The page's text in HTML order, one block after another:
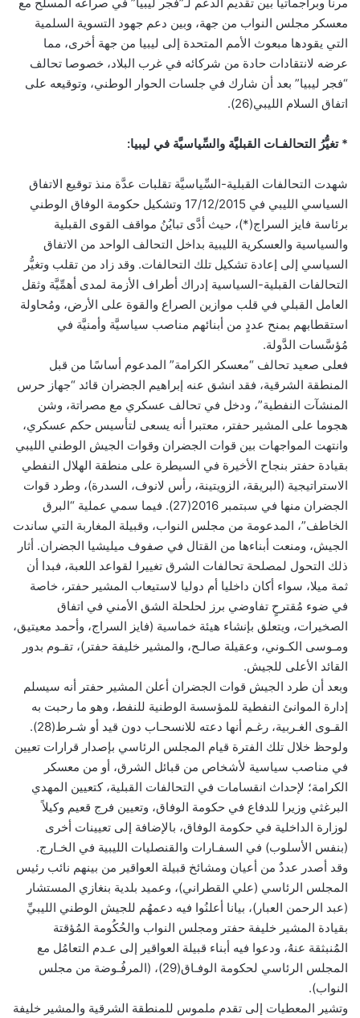
معسكر مجلس النواب من جهة، وبين دعم جهود التسوية السلمية
التي يقودها مبعوث الأمم المتحدة إلى ليبيا من جهة أخرى، مما
عرضه لانتقادات حادة من شركائه في غرب البلاد، خصوصا تحالف
“فجر ليبيا” بعد أن شارك في جلسات الحوار الوطني، وتوقيعه على
اتفاق السلام الليبي(26).
* تغيُّرُ التحالفـات القبليَّة والسِّياسيَّة في ليبيا:
شهدت التحالفات القبلية-السِّياسيَّة تقلبات عدَّة منذ توقيع الاتفاق
السياسي الليبي في 17/12/2015 وتشكيل حكومة الوفاق الوطني
برئاسة فايز السراج(*)، حيث أدَّى تبايُنُ مواقف القوى القبلية
والسياسية والعسكرية الليبية بداخل التحالف الواحد من الاتفاق
السياسي إلى إعادة تشكيل تلك التحالفات. وقد زاد من تقلب وتغيُّر
التحالفات القبلية-السياسية إدراك أطراف الأزمة لمدى أهمِّيَّة وثقل
العامل القبلي في قلب موازين الصراع والقوة على الأرض، ومُحاولة
استقطابهم بمنح عددٍ من أبنائهم مناصب سياسيَّة وأمنيَّة في
مُؤسَّسات الدَّولة.
فعلى صعيد تحالف “معسكر الكرامة” المدعوم أساسًا من قبل
المنطقة الشرقية، فقد انشق عنه إبراهيم الجضران قائد “جهاز حرس
المنشآت النفطية”، ودخل في تحالف عسكري مع مصراتة، وشن
هجوما على المشير حفتر، معتبرا أنه يسعى لتأسيس حكم عسكري،
وانتهت المواجهات بين قوات الجضران وقوات الجيش الوطني الليبي
بقيادة حفتر بنجاح الأخيرة في السيطرة على منطقة الهلال النفطي
الاستراتيجية (البريقة، الزويتينة، رأس لانوف، السدرة)، وطرد قوات
الجضران منها في سبتمبر 2016(27). فيما سمي عملية “البرق
الخاطف”، المدعومة من مجلس النواب، وقبيلة المغاربة التي ساندت
الجيش، ومنعت أبناءها من القتال في صفوف ميليشيا الجضران. أثار
ذلك التحول لمصلحة تحالفات الشرق تغييرا لقواعد اللعبة، فبدا أن
ثمة ميلا، سواء أكان داخليا أم دوليا لاستيعاب المشير حفتر، خاصة
في ضوء مُقترحٍ تفاوضي برز لحلحلة الشق الأمني في اتفاق
الصخيرات، ويتعلق بإنشاء هيئة خماسية (فايز السراج، وأحمد معيتيق،
ومـوسى الكـوني، وعقيلة صالـح، والمشير خليفة حفتر)، تقـوم بدور
القائد الأعلى للجيش.
وبعد أن طرد الجيش قوات الجضران أعلن المشير حفتر أنه سيسلم
إدارة الموانئ النفطية للمؤسسة الوطنية للنفط، وهو ما رحبت به
القـوى الغـربية، رغـم أنها دعته للانسحـاب دون قيد أو شـرط(28).
ولوحظ خلال تلك الفترة قيام المجلس الرئاسي بإصدار قرارات تعيين
في مناصب سياسية لأشخاص من قبائل الشرق، أو من معسكر
الكرامة؛ لإحداث انقسامات في التحالفات القبلية، كتعيين المهدي
البرغثي وزيرا للدفاع في حكومة الوفاق، وتعيين فرج قعيم وكيلاً
لوزارة الداخلية في حكومة الوفاق، بالإضافة إلى تعيينات أخرى
(بنفس الأسلوب) في السفـارات والقنصليات الليبية في الخـارج.
وقد أصدر عددٌ من أعيان ومشائخ قبيلة العواقير من بينهم نائب رئيس
المجلس الرئاسي (علي القطراني)، وعميد بلدية بنغازي المستشار
(عبد الرحمن العبار)، بيانا أعلنُوا فيه دعمهُم للجيش الوطني الليبيِّ
بقيادة المشير خليفة حفتر ومجلس النواب والحُكُومة المُؤقتة
المُنبثقة عنهُ، ودعوا فيه أبناء قبيلة العواقير إلى عـدم التعامُل مع
المجلس الرئاسي لحكومة الوفـاق(29)، (المرفُـوضة من مجلس
النواب).
وتشير المعطيات إلى تقدم ملموس للمنطقة الشرقية والمشير خليفة